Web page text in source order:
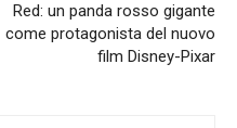
Red: un panda rosso gigante
come protagonista del nuovo
film Disney-Pixar